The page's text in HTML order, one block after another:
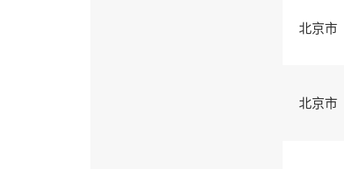
北京市
北京市